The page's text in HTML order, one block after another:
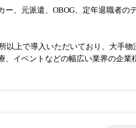
ー、元派遣、OBOG、定年退職者の
以上で導入いただいており、大手
、イベントなどの幅広い業界の企業